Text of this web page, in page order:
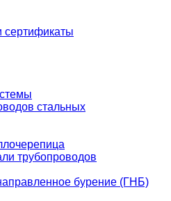
сертификаты
стальных
трубопроводов
бурение (ГНБ)